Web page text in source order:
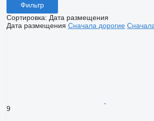
Фильтр
Сортировка: Дата размещения
Дата размещения Сначала дорогие
9